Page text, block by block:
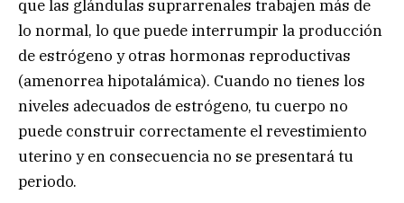
que las glándulas suprarrenales trabajen más de
lo normal, lo que puede interrumpir la producción
de estrógeno y otras hormonas reproductivas
(amenorrea hipotalámica). Cuando no tienes los
niveles adecuados de estrógeno, tu cuerpo no
puede construir correctamente el revestimiento
uterino y en consecuencia no se presentará tu
periodo.